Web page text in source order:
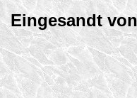
Eingesandt